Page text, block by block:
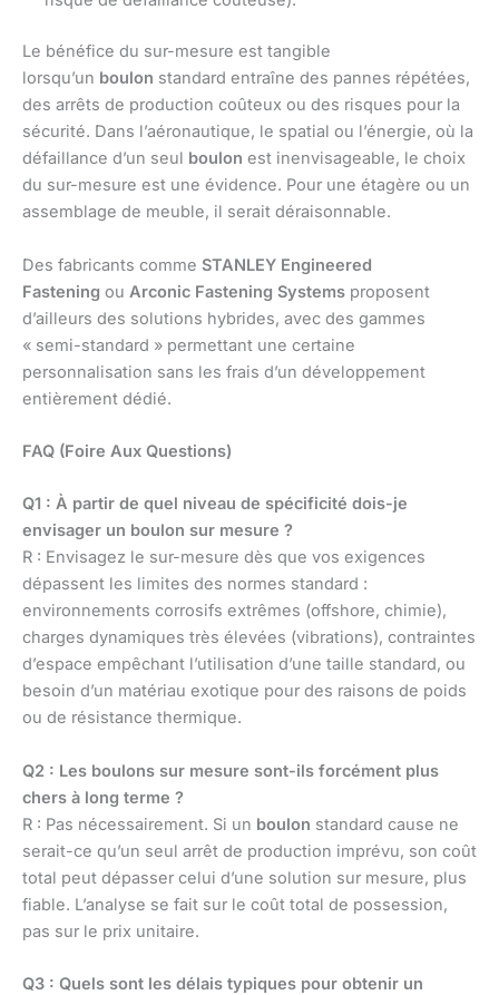
Le bénéfice du sur-mesure est tangible
lorsqu’un boulon standard entraîne des pannes répétées,
des arrêts de production coûteux ou des risques pour la
sécurité. Dans l’aéronautique, le spatial ou l’énergie, où la
défaillance d’un seul boulon est inenvisageable, le choix
du sur-mesure est une évidence. Pour une étagère ou un
assemblage de meuble, il serait déraisonnable.
Des fabricants comme STANLEY Engineered
Fastening ou Arconic Fastening Systems proposent
d’ailleurs des solutions hybrides, avec des gammes
« semi-standard » permettant une certaine
personnalisation sans les frais d’un développement
entièrement dédié.
FAQ (Foire Aux Questions)
Q1 : À partir de quel niveau de spécificité dois-je
envisager un boulon sur mesure ?
R : Envisagez le sur-mesure dès que vos exigences
dépassent les limites des normes standard :
environnements corrosifs extrêmes (offshore, chimie),
charges dynamiques très élevées (vibrations), contraintes
d’espace empêchant l’utilisation d’une taille standard, ou
besoin d’un matériau exotique pour des raisons de poids
ou de résistance thermique.
Q2 : Les boulons sur mesure sont-ils forcément plus
chers à long terme ?
R : Pas nécessairement. Si un boulon standard cause ne
serait-ce qu’un seul arrêt de production imprévu, son coût
total peut dépasser celui d’une solution sur mesure, plus
fiable. L’analyse se fait sur le coût total de possession,
pas sur le prix unitaire.
Q3 : Quels sont les délais typiques pour obtenir un